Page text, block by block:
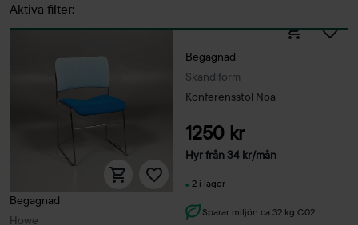
Aktiva filter:
Howe
Begagnad
Skandiform
Begagnad
Konferensstol Noa
1250 kr
Hyr från34 kr/mån
2 i lager
Sparar miljön ca 32 kg C02